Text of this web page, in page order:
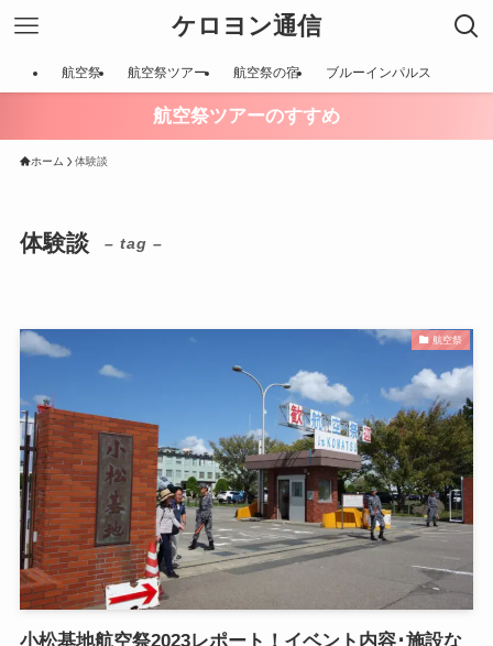
ケロヨン通信
航空祭 航空祭ツアー 航空祭の宿 ブルーインパルス
航空祭ツアーのすすめ
ホーム 体験談
体験談 – tag –
航空祭
小松基地航空祭2023レポート！イベント内容･施設な